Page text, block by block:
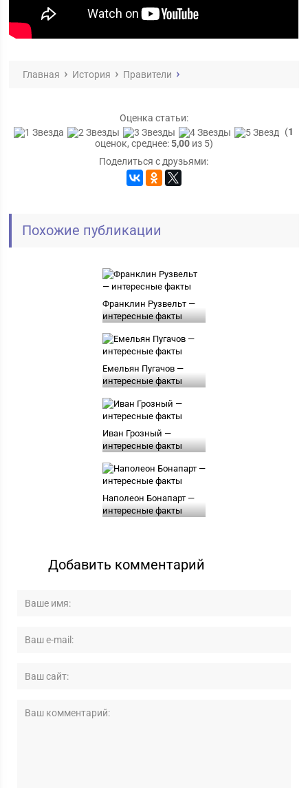
Главная История Правители
Оценка статьи:
(1
оценок, среднее:5,00из 5)
Поделиться с друзьями:
Похожие публикации
Франклин Рузвельт —
интересные факты
Емельян Пугачов —
интересные факты
Иван Грозный —
интересные факты
Наполеон Бонапарт —
интересные факты
Добавить комментарий